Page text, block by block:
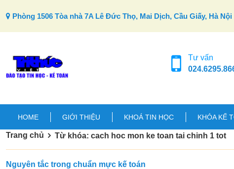
Phòng 1506 Tòa nhà 7A Lê Đức Thọ, Mai Dịch, Cầu Giấy, Hà Nội
Tư vấn
HOME GIỚI THIỆU KHOÁ TIN HỌC KHÓA KẾ
Trang chủ Từ khóa: cach hoc mon ke toan tai chinh 1 tot
Nguyên tắc trong chuẩn mực kế toán